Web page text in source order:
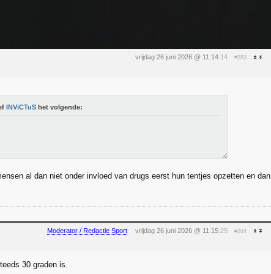
vrijdag 26 juni 2026 @ 11:14:14 #283
INViCTuS het volgende:
al dan niet onder invloed van drugs eerst hun tentjes opzetten en dan
Moderator / Redactie Sport vrijdag 26 juni 2026 @ 11:15:25 #284
30 graden is.